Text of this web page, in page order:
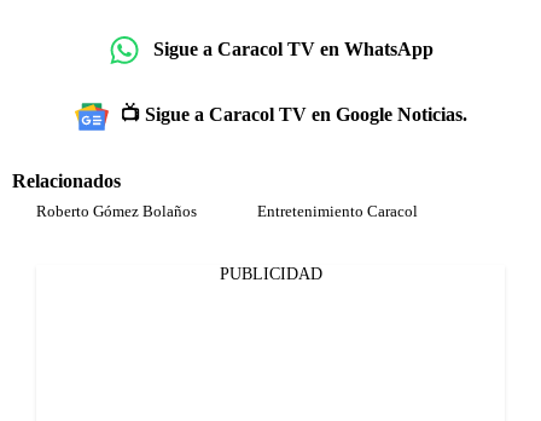
Sigue a Caracol TV en WhatsApp
📺 Sigue a Caracol TV en Google Noticias.
Relacionados
Roberto Gómez Bolaños Entretenimiento Caracol
PUBLICIDAD